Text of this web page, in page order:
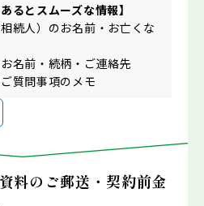
るとスムーズな情報】
続人）のお名前・お亡くな
名前・続柄・ご連絡先
質問事項のメモ
料のご郵送・契約前金